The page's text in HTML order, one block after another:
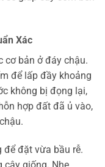
Xác
cơ bản ở đáy chậu.
để lấp đầy khoảng
không bị đọng lại,
hợp đất đã ủ vào,
đặt vừa bầu rễ.
cây giống. Nhẹ